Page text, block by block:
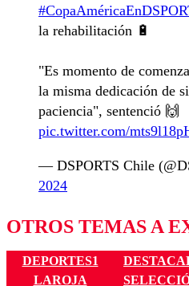
la rehabilitación 🔋
"Es momento de
la misma dedicación de
paciencia", sentenció 🙌
pic.twitter.com/
— DSPORTS Chile
2024
OTROS TEMAS A
DEPORTES1
LAROJA